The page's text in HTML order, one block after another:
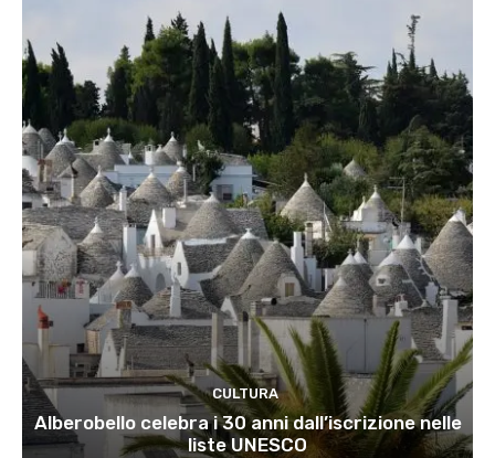
CULTURA
Alberobello celebra i 30 anni dall’iscrizione nelle
liste UNESCO